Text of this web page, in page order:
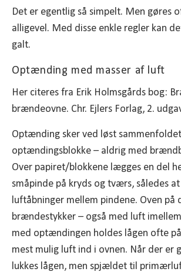
Det er egentlig så simpelt. Men gøres
alligevel. Med disse enkle regler kan
galt.
Optænding med masser af luft
Her citeres fra Erik Holmsgårds bog:
brændeovne. Chr. Ejlers Forlag, 2.
Optænding sker ved løst
optændingsblokke – aldrig med
Over papiret/blokkene lægges en del
småpinde på kryds og tværs, således
luftåbninger mellem pindene. Oven på
brændestykker – også med luft
med optændingen holdes lågen ofte
mest mulig luft ind i ovnen. Når der er
lukkes lågen, men spjældet til